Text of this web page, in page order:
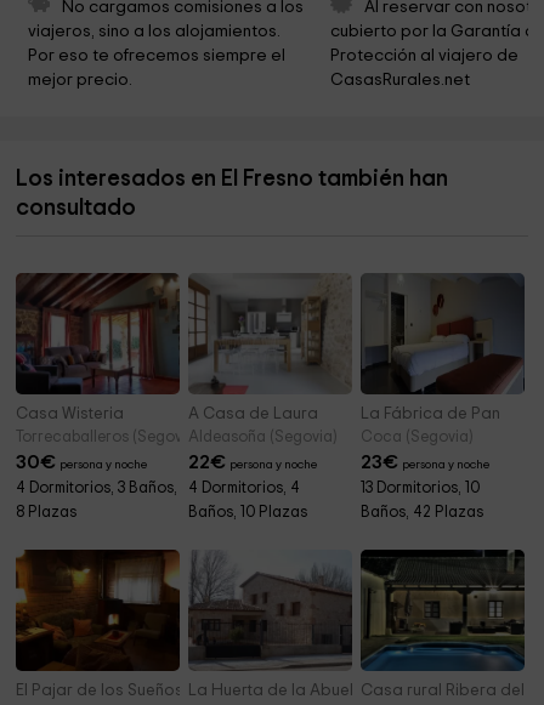
Ayuntamiento de Pradena
Ayuntamiento De Pradena 3,7 km
Bloque LOS PABLINES
No cargamos comisiones a los
viajeros, sino a los alojamientos.
Por eso te ofrecemos siempre el
mejor precio.
Al reservar con
cubierto por la Garantía
Protección al viajero de
CasasRurales.net
Los interesados en El Fresno también han
consultado
Casa Wisteria
Torrecaballeros (Segovia)
30€ persona y noche
4 Dormitorios, 3 Baños,
8 Plazas
A Casa de Laura
Aldeasoña (Segovia)
22€ persona y noche
4 Dormitorios, 4
Baños, 10 Plazas
La Fábrica de Pan
Coca (Segovia)
23€ persona y noche
13 Dormitorios, 10
Baños, 42 Plazas
El Pajar de los Sueños La Huerta de la Abuela PilarCasa rural Ribera del